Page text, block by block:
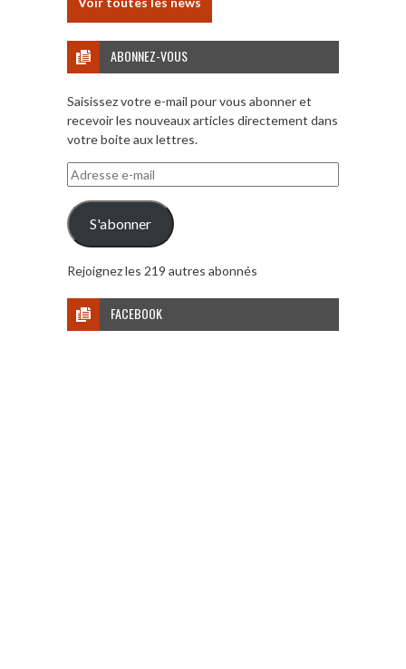
ABONNEZ-VOUS
Saisissez votre e-mail pour vous abonner et
recevoir les nouveaux articles directement dans
votre boite aux lettres.
Adresse
e-
mail
S'abonner
Rejoignez les 219 autres abonnés
FACEBOOK